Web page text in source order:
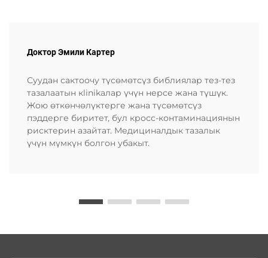
Доктор Эмили Картер
Суудан сактоочу түсөмөтсүз библиялар тез-тез
тазалаатын кlinikалар үчүн нерсе жана түшүк.
Жою өткөнчөлүктерге жана түсөмөтсүз
пэддерге биритет, бул кросс-контаминациянын
рисктерин азайтат. Медициналдык тазалык
үчүн мүмкүн болгон убакыт.